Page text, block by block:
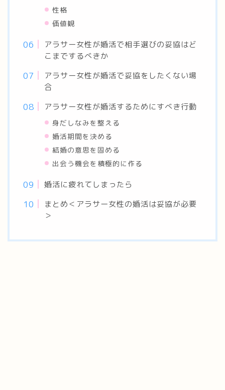
性格
価値観
アラサー女性が婚活で相手選びの妥協はど
こまでするべきか
アラサー女性が婚活で妥協をしたくない場
合
アラサー女性が婚活するためにすべき行動
身だしなみを整える
婚活期間を決める
結婚の意思を固める
出会う機会を積極的に作る
婚活に疲れてしまったら
まとめ＜アラサー女性の婚活は妥協が必要
＞